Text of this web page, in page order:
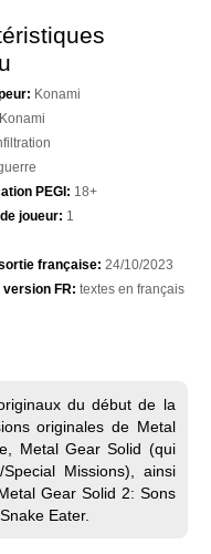
Konami
Konami
PEGI: 18+
joueur: 1
française: 24/10/2023
version FR: textes en français
du début de la
originales de Metal
Metal Gear Solid (qui
Missions), ainsi
Gear Solid 2: Sons
Eater.